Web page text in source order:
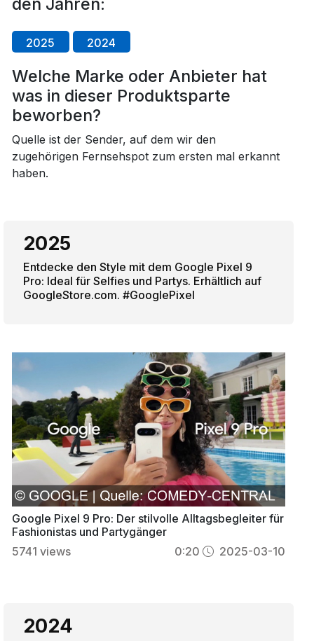
2025 2024
Welche Marke oder Anbieter hat
was in dieser Produktsparte
beworben?
Quelle ist der Sender, auf dem wir den
zugehörigen Fernsehspot zum ersten mal erkannt
haben.
2025
Entdecke den Style mit dem Google Pixel 9
Pro: Ideal für Selfies und Partys. Erhältlich auf
GoogleStore.com. #GooglePixel
Google Pixel 9 Pro: Der stilvolle Alltagsbegleiter für
Fashionistas und Partygänger
5741 views 0:20 2025-03-10
2024